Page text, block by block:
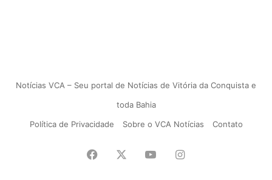
Notícias VCA – Seu portal de Notícias de Vitória da Conquista e
toda Bahia
Política de Privacidade
Sobre o VCA Notícias Contato
Facebook YouTubeInstagram